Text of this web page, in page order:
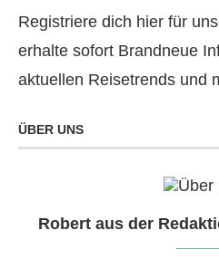
Registriere dich hier für
erhalte sofort Brandneue
aktuellen Reisetrends und
ÜBER UNS
Robert aus der